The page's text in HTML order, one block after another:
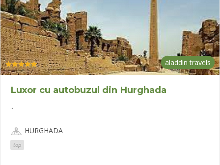
aladdin travels
Evaluat la
Luxor cu autobuzul din Hurghada
..
HURGHADA
top